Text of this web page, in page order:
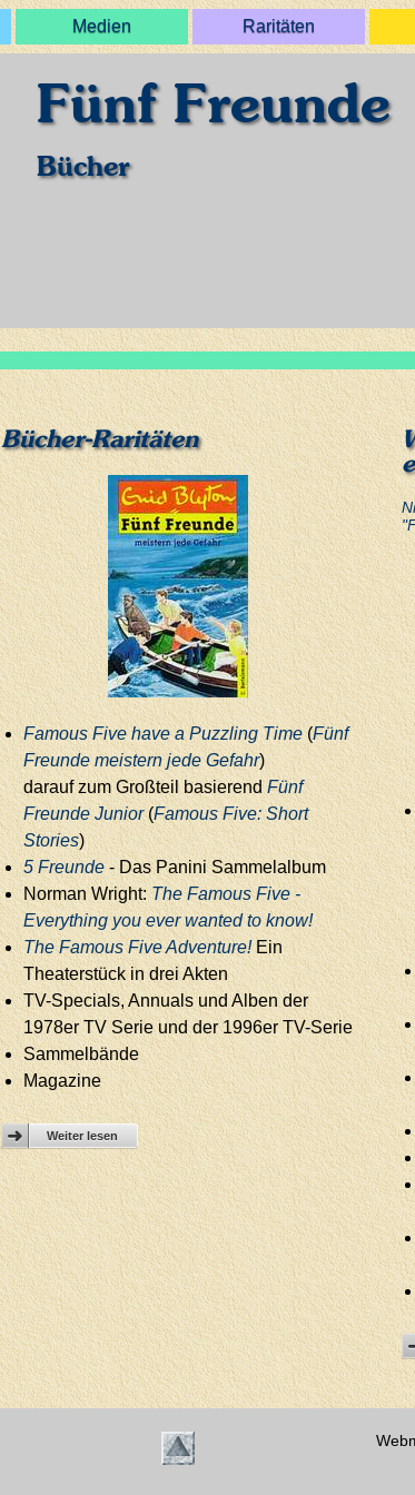
Medien Raritäten
Fünf Freunde
Bücher
Bücher-Raritäten
Famous Five have a Puzzling Time(Fünf
Freunde meistern jede Gefahr)
darauf zum Großteil basierendFünf
Freunde Junior(Famous Five: Short
Stories)
5 Freunde- Das Panini Sammelalbum
Norman Wright:The Famous Five -
Everything you ever wanted to know!
The Famous Five Adventure!Ein
Theaterstück in drei Akten
TV-Specials, Annuals und Alben der
1978er TV Serie und der 1996er TV-Serie
Sammelbände
Magazine
Weiter lesen